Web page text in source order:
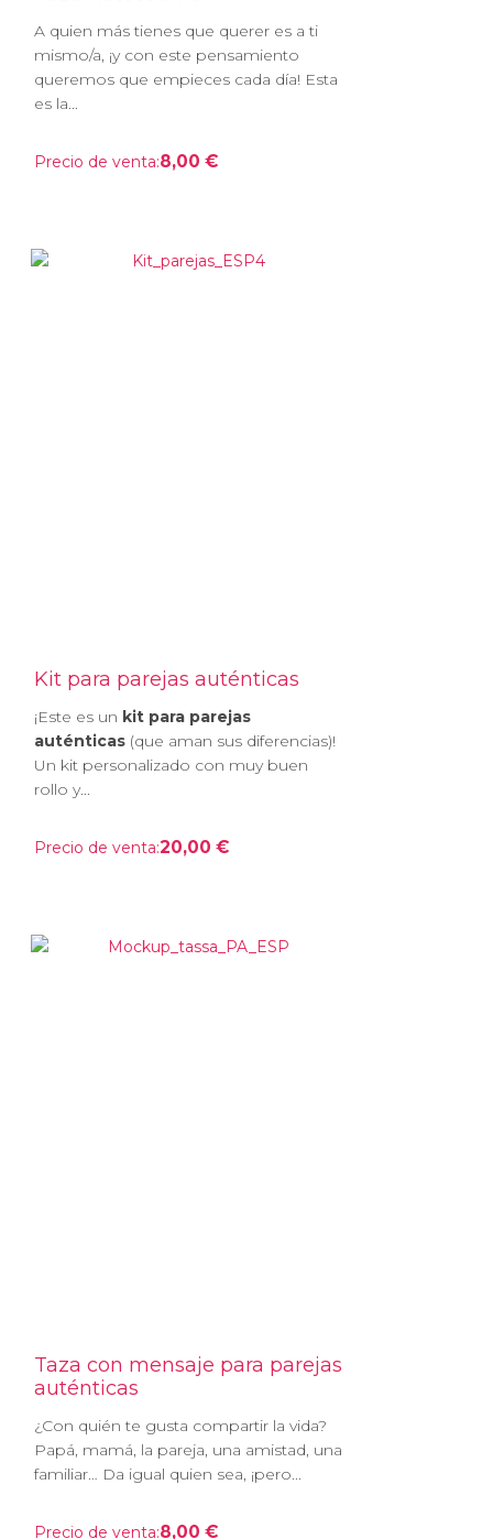
A quien más tienes que querer es a ti
mismo/a, ¡y con este pensamiento
queremos que empieces cada día! Esta
es la...
Precio de venta:8,00 €
Kit para parejas auténticas
¡Este es un kit para parejas
auténticas (que aman sus diferencias)!
Un kit personalizado con muy buen
rollo y...
Precio de venta:20,00 €
Taza con mensaje para parejas
auténticas
¿Con quién te gusta compartir la vida?
Papá, mamá, la pareja, una amistad, una
familiar… Da igual quien sea, ¡pero...
Precio de venta:8,00 €